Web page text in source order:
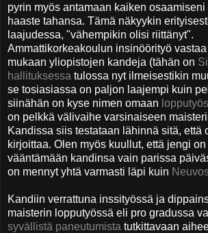
pyrin myös antamaan kaiken
haaste tahansa. Tämä näkyykin
laajudessa, "vähempikin olisi riittänyt".
Ammattikorkeakoulun insinöörityö
mukaan yliopistojen kandeja (tähän on
hallituksessa tulossa nyt ilmeisestikin
se tosiasiassa on paljon laajempi kuin
siinähän on kyse nimen omaan
on pelkkä välivaihe varsinaiseen
Kandissa siis testataan lähinnä sitä, että
kirjoittaa. Olen myös kuullut, että jengi
vääntämään kandinsa vain parissa
on mennyt yhtä varmasti läpi kuin
Kandiin verrattuna inssityössä ja
maisterin lopputyössä eli pro gradussa
syvällistä paneutumista tutkittavaan